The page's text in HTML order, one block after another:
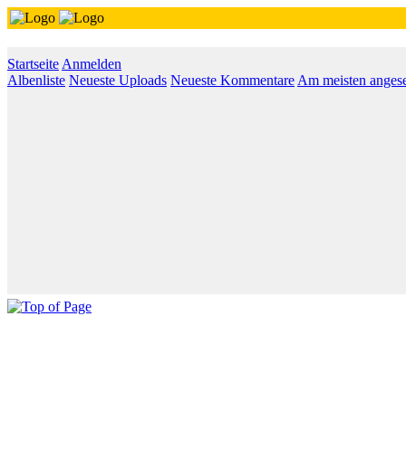
Startseite Anmelden
Albenliste Neueste Uploads Neueste Kommentare Am meisten